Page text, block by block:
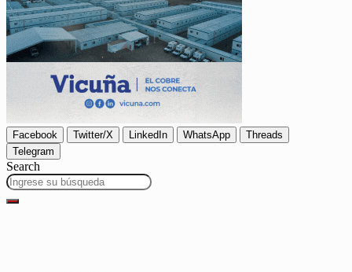
Facebook Twitter/X LinkedIn WhatsApp
Threads
Telegram
Search